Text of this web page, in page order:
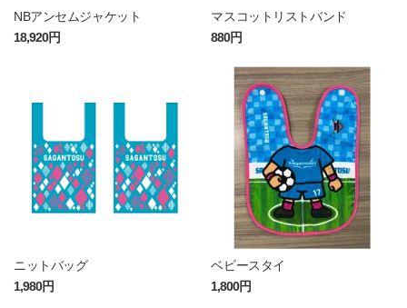
NBアンセムジャケット
18,920円
マスコットリストバンド
880円
ニットバッグ
1,980円
ベビースタイ
1,800円